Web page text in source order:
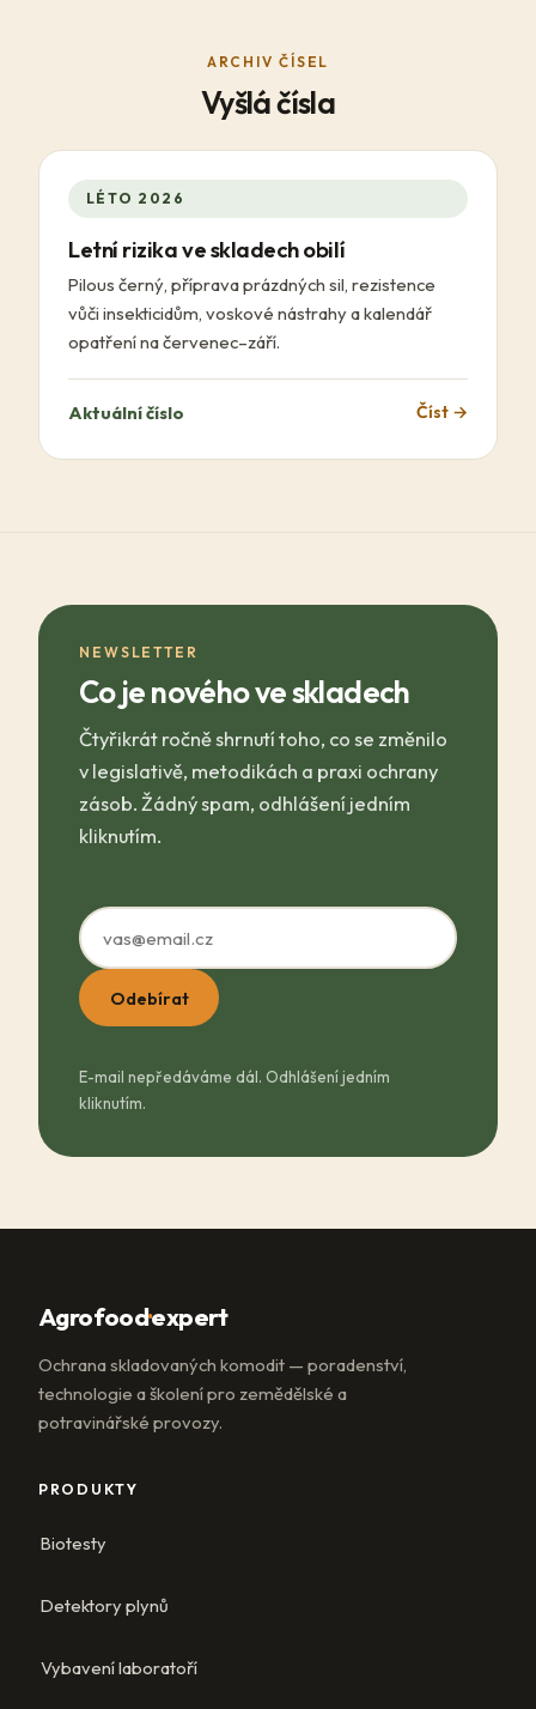
ARCHIV ČÍSEL
Vyšlá čísla
LÉTO 2026
Letní rizika ve skladech obilí
Pilous černý, příprava prázdných sil, rezistence
vůči insekticidům, voskové nástrahy a kalendář
opatření na červenec–září.
Aktuální číslo Číst →
NEWSLETTER
Co je nového ve skladech
Čtyřikrát ročně shrnutí toho, co se změnilo
v legislativě, metodikách a praxi ochrany
zásob. Žádný spam, odhlášení jedním
kliknutím.
Odebírat
E-mail nepředáváme dál. Odhlášení jedním
kliknutím.
Agrofood·expert
Ochrana skladovaných komodit — poradenství,
technologie a školení pro zemědělské a
potravinářské provozy.
PRODUKTY
Biotesty
Detektory plynů
Vybavení laboratoří